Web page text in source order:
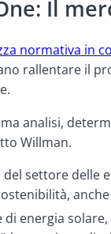
Il
normativa in
rallentare il
analisi,
Willman.
del settore delle
energia